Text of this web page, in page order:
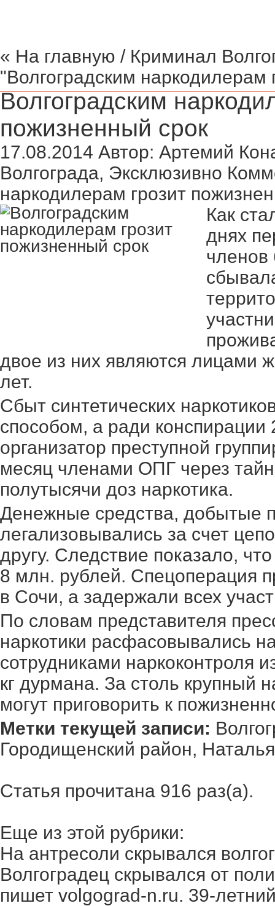
« На главную / Криминал
"Волгоградским наркодилерам
Волгоградским
пожизненный срок
17.08.2014 Автор: Артемий
Волгограда, Эксклюзивно
наркодилерам грозит
Как
днях
членов
двое из них являются лицами
лет.
Сбыт синтетических
способом, а ради конспирации
организатор преступной
месяц членами ОПГ через
полутысячи доз наркотика.
Денежные средства, добытые
легализовывались за счет
другу. Следствие показало,
8 млн. рублей. Спецоперация
в Сочи, а задержали всех
По словам представителя
наркотики расфасовывались
сотрудниками наркоконтроля
кг дурмана. За столь крупный
могут приговорить к
Метки текущей записи:
Городищенский район,
Статья прочитана 916 раз(a).
Еще из этой рубрики:
На антресоли скрывался
Волгоградец скрывался от
пишет volgograd-n.ru. 39-